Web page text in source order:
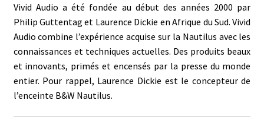
Vivid Audio a été fondée au début des années 2000 par
Philip Guttentag et Laurence Dickie en Afrique du Sud. Vivid
Audio combine l’expérience acquise sur la Nautilus avec les
connaissances et techniques actuelles. Des produits beaux
et innovants, primés et encensés par la presse du monde
entier. Pour rappel, Laurence Dickie est le concepteur de
l’enceinte B&W Nautilus.